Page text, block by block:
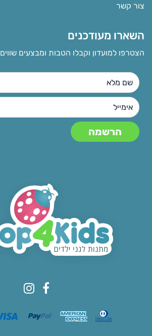
צור קשר
השארו מעודכנים
הצטרפו למועדון וקבלו הטבות ומבצעים שווים
© All rights reserved to Shop4kids